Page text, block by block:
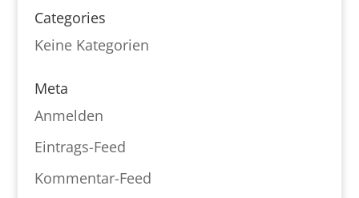
Categories
Keine Kategorien
Meta
Anmelden
Eintrags-Feed
Kommentar-Feed